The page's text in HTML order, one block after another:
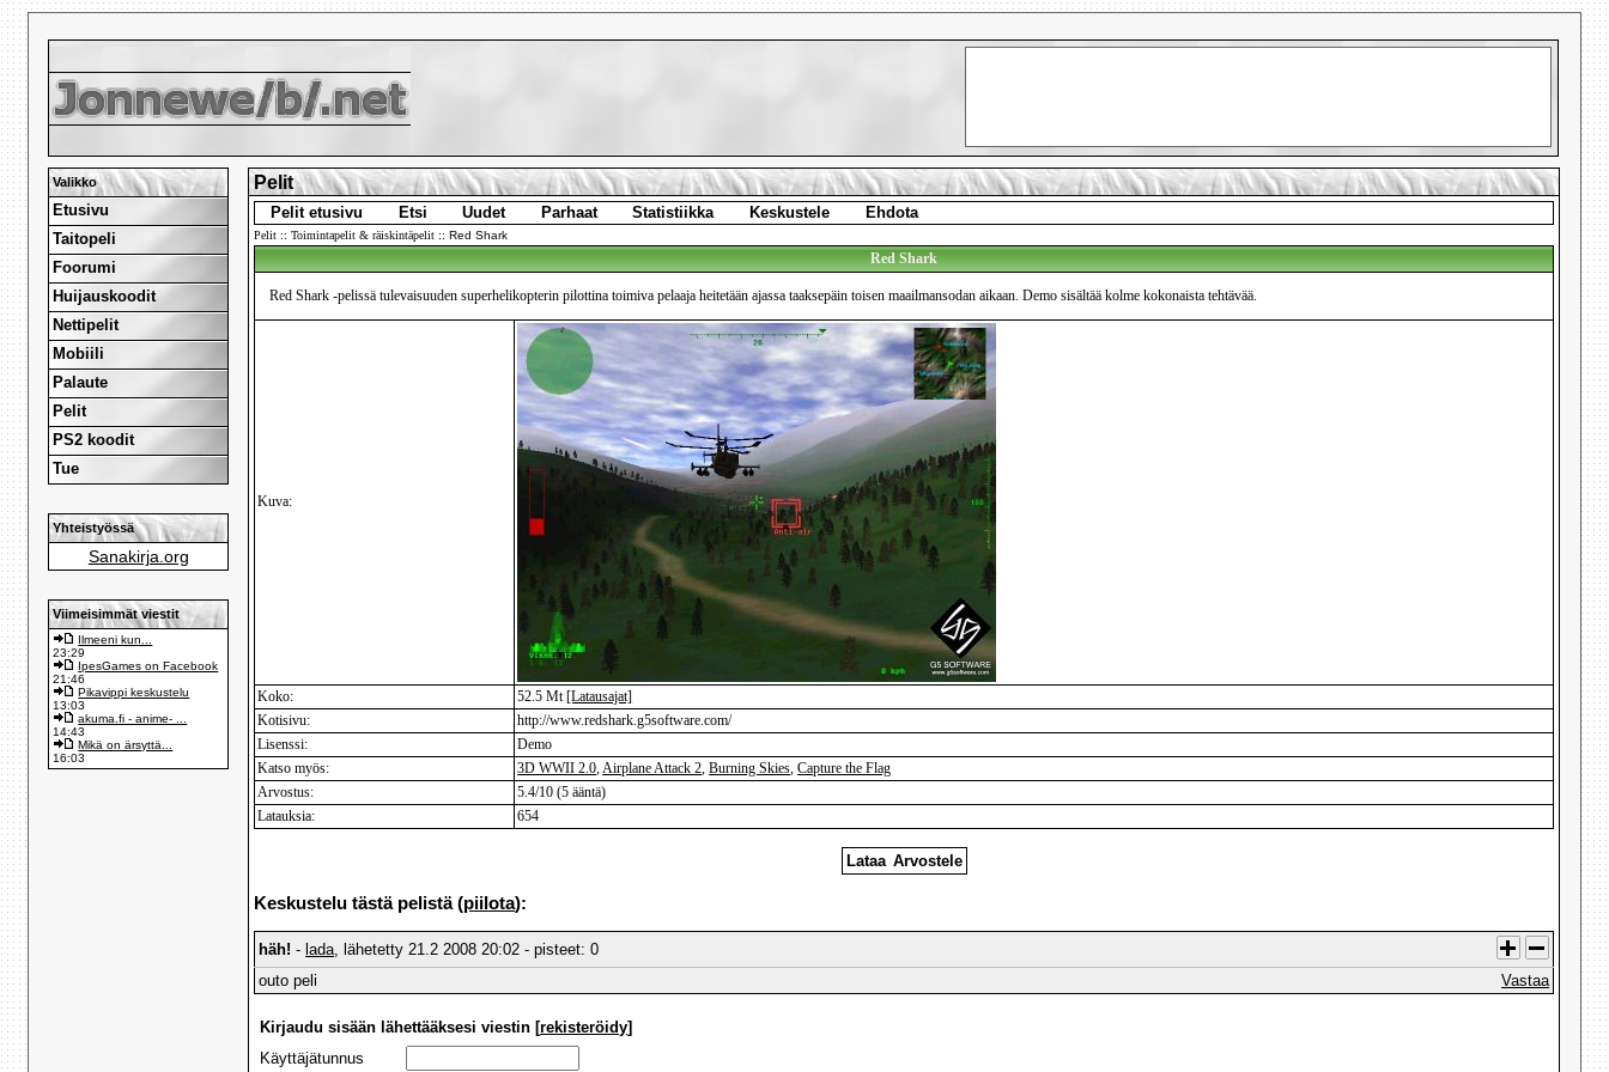
Valikko
Etusivu
Taitopeli
Foorumi
Huijauskoodit
Nettipelit
Mobiili
Palaute
Pelit
PS2 koodit
Tue
Yhteistyössä
Sanakirja.org
Viimeisimmät viestit
Ilmeeni kun...
23:29
IpesGames on Facebook
21:46
Pikavippi keskustelu
13:03
akuma.fi - anime- ...
14:43
Mikä on ärsyttä...
16:03
Pelit
Pelit etusivu Etsi Uudet Parhaat Statistiikka Keskustele Ehdota
Pelit ::Toimintapelit & räiskintäpelit ::Red Shark
Red Shark
Red Shark -pelissä tulevaisuuden superhelikopterin pilottina toimiva pelaaja heitetään ajassa taaksepäin toisen maailmansodan aikaan. Demo sisältää kolme kokonaista tehtävää.
Kuva:
Koko: 52.5 Mt [Latausajat]
Kotisivu:
http://www.redshark.g5software.com/
Lisenssi:
Demo
Katso myös:
3D WWII 2.0,Airplane Attack 2,Burning Skies,Capture the Flag
Arvostus:
5.4/10 (5 ääntä)
Latauksia:
654
Lataa Arvostele
Keskustelu tästä pelistä (piilota):
häh! - lada, lähetetty 21.2 2008 20:02 - pisteet:0
outo peli
Vastaa
Kirjaudu sisään lähettääksesi viestin [rekisteröidy]
Käyttäjätunnus